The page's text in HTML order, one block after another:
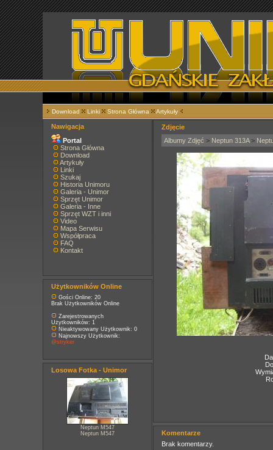
Download Linki Strona Główna Artykuły
Nawigacja
Portal
Strona Główna
Download
Artykuły
Linki
Szukaj
Historia Unimoru
Galeria - Unimor
Sprzęt Unimor
Galeria - Inne
Sprzęt WZT i inni
Video
Mapa Serwisu
Współpraca
FAQ
Kontakt
Użytkowników Online
Gości Online: 20
Brak Użytkowników Online
Zarejestrowanych
Użytkowników: 1
Nieaktywowany Użytkownik: 0
Najnowszy Użytkownik:
@stryker
Losowa Fotka - Unimor
Neptun M547
Neptun M547
Zdjęcie
Albumy Zdjęć > Neptun 313A>
Komentarze
Brak komentarzy.